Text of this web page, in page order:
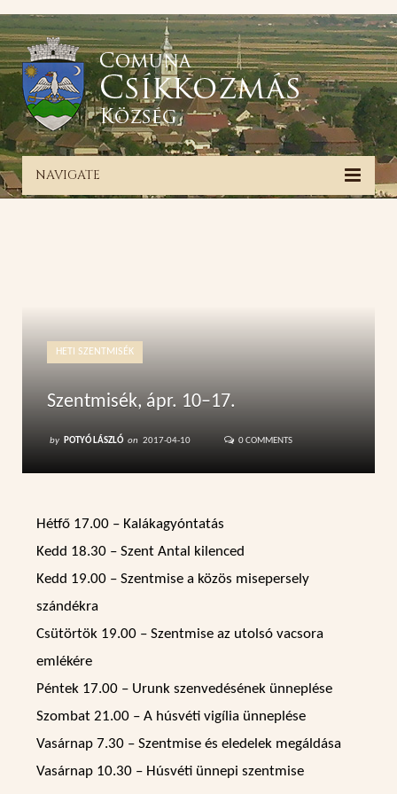
NAVIGATE
HETI SZENTMISÉK
Szentmisék, ápr. 10–17.
by POTYÓ LÁSZLÓ on 2017-04-10 0 COMMENTS
Hétfő 17.00 – Kalákagyóntatás
Kedd 18.30 – Szent Antal kilenced
Kedd 19.00 – Szentmise a közös misepersely
szándékra
Csütörtök 19.00 – Szentmise az utolsó vacsora
emlékére
Péntek 17.00 – Urunk szenvedésének ünneplése
Szombat 21.00 – A húsvéti vigília ünneplése
Vasárnap 7.30 – Szentmise és eledelek megáldása
Vasárnap 10.30 – Húsvéti ünnepi szentmise